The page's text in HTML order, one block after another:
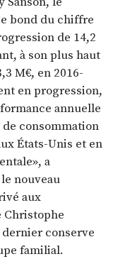
bond du chiffre
de 14,2
à son plus haut
M€, en 2016-
en progression,
annuelle
consommation
États-Unis et en
a
nouveau
aux
Christophe
conserve
familial.